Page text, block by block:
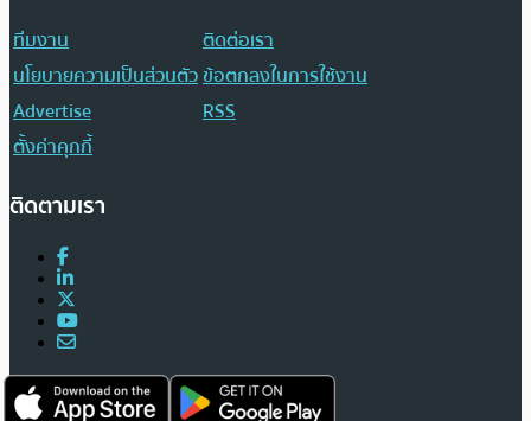
ทีมงาน
ติดต่อเรา
นโยบายความเป็นส่วนตัวข้อตกลงในการใช้งาน
Advertise
RSS
ตั้งค่าคุกกี้
ติดตามเรา